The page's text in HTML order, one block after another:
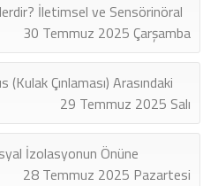
İletimsel ve Sensörinöral
30 Temmuz 2025 Çarşamba
Çınlaması) Arasındaki
29 Temmuz 2025 Salı
İzolasyonun Önüne
28 Temmuz 2025 Pazartesi